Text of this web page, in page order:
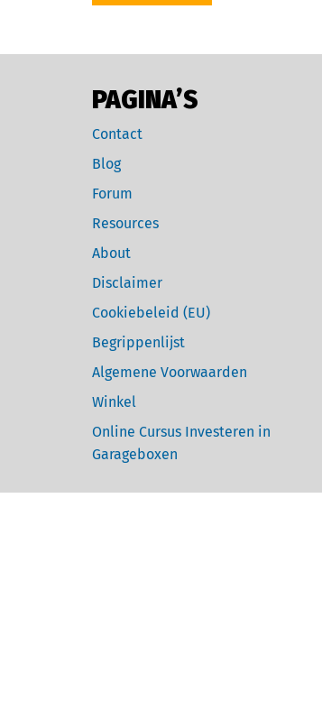
PAGINA’S
Contact
Blog
Forum
Resources
About
Disclaimer
Cookiebeleid (EU)
Begrippenlijst
Algemene Voorwaarden
Winkel
Online Cursus Investeren in
Garageboxen